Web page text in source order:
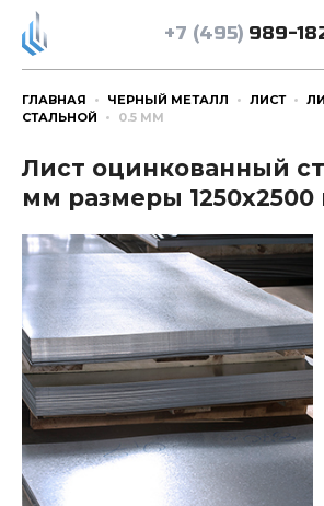
+7 (495) 989-
ГЛАВНАЯ ЧЕРНЫЙ МЕТАЛЛ ЛИСТ
СТАЛЬНОЙ
0.5 ММ
Лист оцинкованный
мм размеры